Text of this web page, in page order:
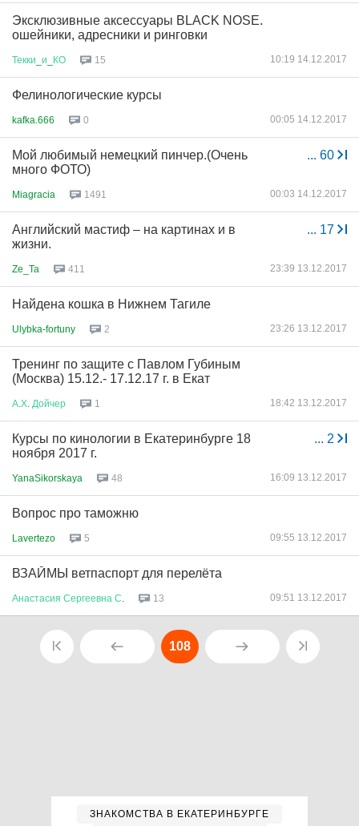
Эксклюзивные аксессуары BLACK NOSE.
ошейники, адресники и ринговки
Текки и КО 15 10:19 14.12.2017
Фелинологические курсы
kafka.666 0 00:05 14.12.2017
... 60
Мой любимый немецкий пинчер.(Очень
много ФОТО)
Miagracia 1491 00:03 14.12.2017
... 17
Английский мастиф – на картинах и в
жизни.
Ze_Ta 411 23:39 13.12.2017
Найдена кошка в Нижнем Тагиле
Ulybka-fortuny 2 23:26 13.12.2017
Тренинг по защите с Павлом Губиным
(Москва) 15.12.- 17.12.17 г. в Екат
А Х Дойчер 1 18:42 13.12.2017
... 2
Курсы по кинологии в Екатеринбурге 18
ноября 2017 г.
YanaSikorskaya 48 16:09 13.12.2017
Вопрос про таможню
Lavertezo 5 09:55 13.12.2017
ВЗАЙМЫ ветпаспорт для перелёта
Анастасия Сергеевна С 13 09:51 13.12.2017
108
ЗНАКОМСТВА В ЕКАТЕРИНБУРГЕ